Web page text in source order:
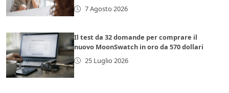
7 Agosto 2026
Il test da 32 domande per comprare il
nuovo MoonSwatch in oro da 570 dollari
25 Luglio 2026